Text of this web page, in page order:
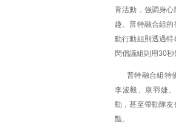
育活動，強調身
趣。普特融合組
動行動組則透過
閃倡議組則用30秒
普特融合組特
李浚毅、康羽婕
動，甚至帶動隊
豔。